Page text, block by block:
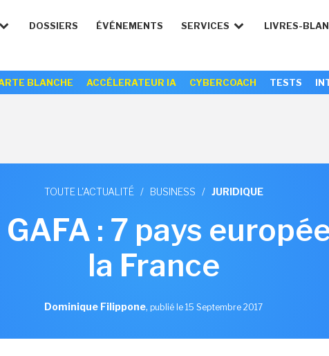
DOSSIERS ÉVÉNEMENTS SERVICES LIVRES-
BLANCHE ACCÉLERATEUR IA CYBERCOACH TESTS
TOUTE L'ACTUALITÉ / BUSINESS / JURIDIQUE
: 7 pays
la France
Dominique Filippone, publié le 15 Septembre 2017